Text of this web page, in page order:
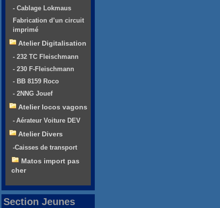
- Cablage Lokmaus
Fabrication d’un circuit
imprimé
Atelier Digitalisation
- 232 TC Fleischmann
- 230 F-Fleischmann
- BB 8159 Roco
- 2NNG Jouef
Atelier locos vagons
- Aérateur Voiture DEV
Atelier Divers
-Caisses de transport
Matos import pas
cher
Section Jeunes